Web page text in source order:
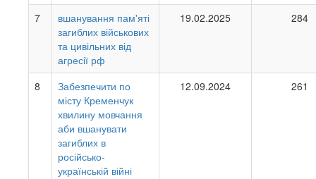
7
вшанування пам'яті
загиблих військових
та цивільних від
агресії рф
19.02.2025 284
8
Забезпечити по
місту Кременчук
хвилину мовчання
аби вшанувати
загиблих в
російсько-
українській війні
12.09.2024 261